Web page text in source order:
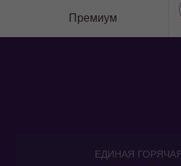
Премиум
ЕДИНАЯ